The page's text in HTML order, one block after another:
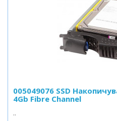
005049076 SSD
4Gb Fibre Channel
..